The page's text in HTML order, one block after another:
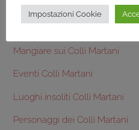
Aziende Agricole Colli Martani
Mangiare sui Colli Martani
Eventi Colli Martani
Luoghi insoliti Colli Martani
Personaggi dei Colli Martani
Impostazioni Cookie